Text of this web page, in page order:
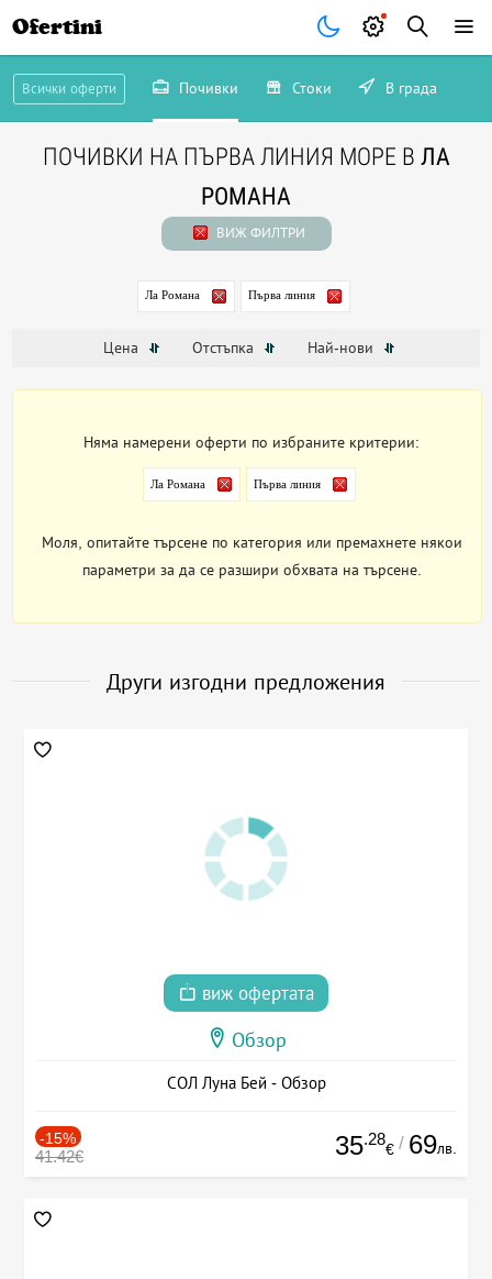
Ofertini
Всички оферти Почивки Стоки В града
ПОЧИВКИ НА ПЪРВА ЛИНИЯ МОРЕ В ЛА
РОМАНА
ВИЖ ФИЛТРИ
Ла Романа Първа линия
Цена Отстъпка Най-нови
Няма намерени оферти по избраните критерии:
Ла Романа Първа линия
Моля, опитайте търсене по категория или премахнете някои
параметри за да се разшири обхвата на търсене.
Други изгодни предложения
виж офертата
Обзор
СОЛ Луна Бей - Обзор
-15%
41.42€ 35.28
€ / 69лв.